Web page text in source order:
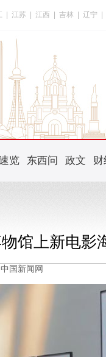
江苏 江西 吉林 辽宁
览 东西问 政文 财
馆上新电影
国新闻网